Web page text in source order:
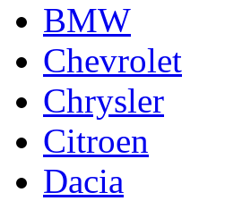
BMW
Chevrolet
Chrysler
Citroen
Dacia